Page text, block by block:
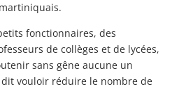
fonctionnaires, des
de collèges et de lycées,
sans gêne aucune un
vouloir réduire le nombre de